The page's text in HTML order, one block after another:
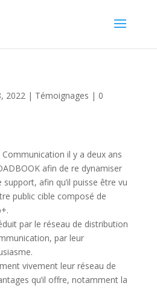
2022| Témoignages | 0
Communication il y a deux ans
afin de re dynamiser
afin qu’il puisse être vu
public cible composé de
par le réseau de distribution
par leur
vivement leur réseau de
qu’il offre, notamment la